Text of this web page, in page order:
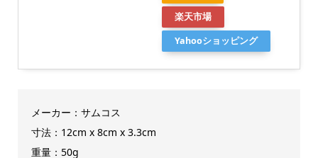
楽天市場
Yahooショッピング
メーカー：サムコス
寸法：12cm x 8cm x 3.3cm
重量：50g